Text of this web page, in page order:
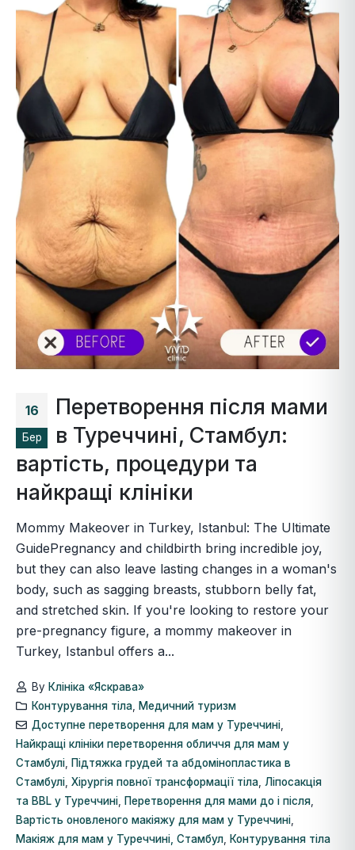
16
Бер
Перетворення після мами
в Туреччині, Стамбул:
вартість, процедури та
найкращі клініки
Mommy Makeover in Turkey, Istanbul: The Ultimate
GuidePregnancy and childbirth bring incredible joy,
but they can also leave lasting changes in a woman's
body, such as sagging breasts, stubborn belly fat,
and stretched skin. If you're looking to restore your
pre-pregnancy figure, a mommy makeover in
Turkey, Istanbul offers a...
By Клініка «Яскрава»
Контурування тіла,
Медичний туризм
Доступне перетворення для мам у Туреччині,
Найкращі клініки перетворення обличчя для мам у
Стамбулі
Підтяжка грудей та абдомінопластика в
Стамбулі Хірургія повної трансформації тіла Ліпосакція
та BBL у Туреччині
Перетворення для мами до і після
Вартість оновленого макіяжу для мам у Туреччині
Макіяж для мам у Туреччині, Стамбул
Контурування тіла